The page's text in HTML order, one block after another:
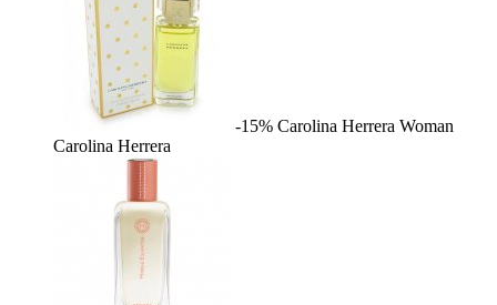
-15% Carolina Herrera Woman
Carolina Herrera